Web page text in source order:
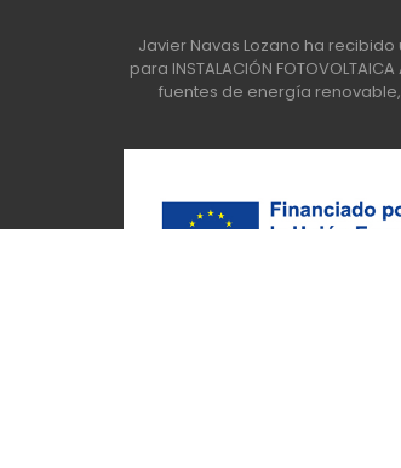
Javier Navas Lozano ha
para INSTALACIÓN
fuentes de energía